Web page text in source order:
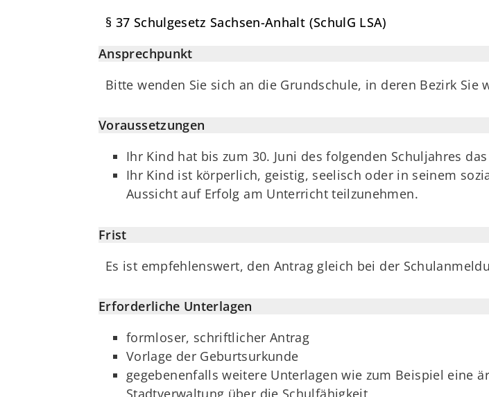
§ 37 Schulgesetz Sachsen-Anhalt (SchulG LSA)
Ansprechpunkt
Bitte wenden Sie sich an die Grundschule, in deren Bezirk Sie
Voraussetzungen
Ihr Kind hat bis zum 30. Juni des folgenden Schuljahres
Ihr Kind ist körperlich, geistig, seelisch oder in seinem
Aussicht auf Erfolg am Unterricht teilzunehmen.
Frist
Es ist empfehlenswert, den Antrag gleich bei der
Erforderliche Unterlagen
formloser, schriftlicher Antrag
Vorlage der Geburtsurkunde
gegebenenfalls weitere Unterlagen wie zum Beispiel eine
Stadtverwaltung über die Schulfähigkeit